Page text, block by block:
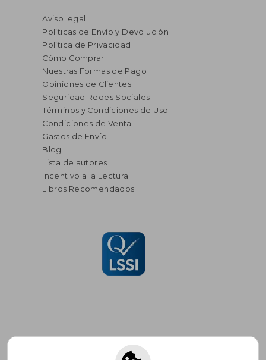
Aviso legal
Políticas de Envío y Devolución
Política de Privacidad
Cómo Comprar
Nuestras Formas de Pago
Opiniones de Clientes
Seguridad Redes Sociales
Términos y Condiciones de Uso
Condiciones de Venta
Gastos de Envío
Blog
Lista de autores
Incentivo a la Lectura
Libros Recomendados